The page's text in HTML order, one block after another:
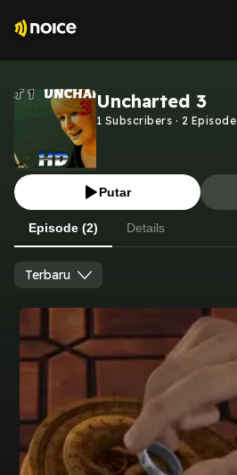
Uncharted 3
1 Subscribers · 2 Episode
Putar
Episode (2) Details
Terbaru